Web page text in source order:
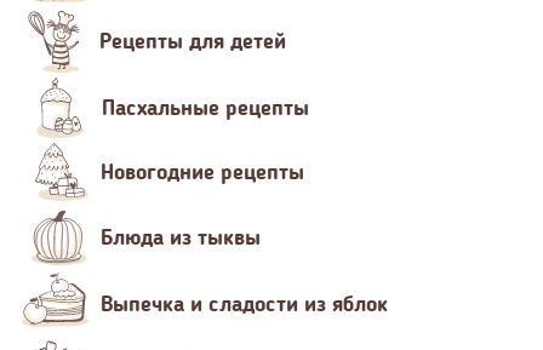
Рецепты для детей
Пасхальные рецепты
Новогодние рецепты
Блюда из тыквы
Выпечка и сладости из яблок